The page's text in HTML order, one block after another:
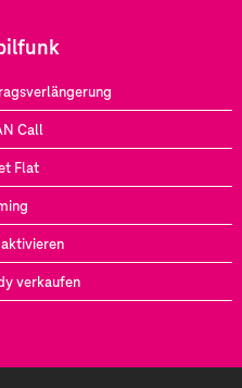
Call
Flat
verkaufen